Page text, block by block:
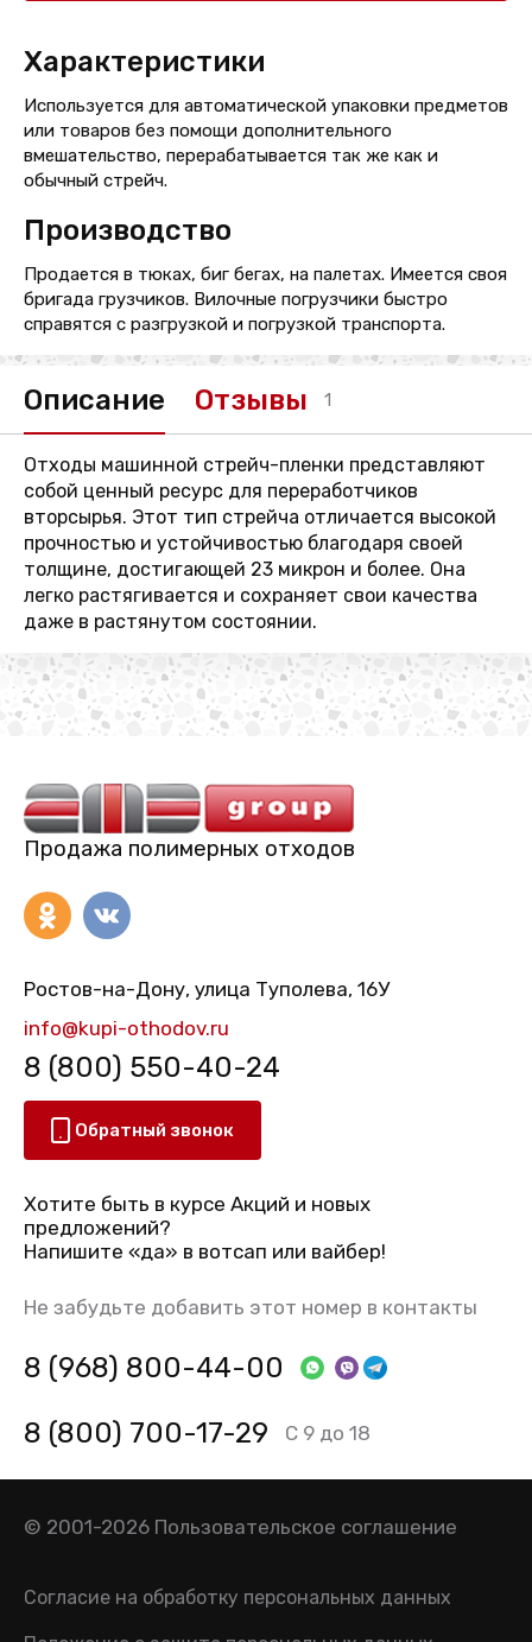
Характеристики
Используется для автоматической упаковки предметов
или товаров без помощи дополнительного
вмешательство, перерабатывается так же как и
обычный стрейч.
Производство
Продается в тюках, биг бегах, на палетах. Имеется своя
бригада грузчиков. Вилочные погрузчики быстро
справятся с разгрузкой и погрузкой транспорта.
Описание Отзывы 1
Отходы машинной стрейч-пленки представляют
собой ценный ресурс для переработчиков
вторсырья. Этот тип стрейча отличается высокой
прочностью и устойчивостью благодаря своей
толщине, достигающей 23 микрон и более. Она
легко растягивается и сохраняет свои качества
даже в растянутом состоянии.
Продажа полимерных отходов
Ростов-на-Дону, улица Туполева, 16У
info@kupi-othodov.ru
8 (800) 550-40-24
Обратный звонок
Хотите быть в курсе Акций и новых
предложений?
Напишите «да» в вотсап или вайбер!
Не забудьте добавить этот номер в контакты
8 (968) 800-44-00
8 (800) 700-17-29
С 9 до 18
© 2001-2026 Пользовательское соглашение
Согласие на обработку персональных данных